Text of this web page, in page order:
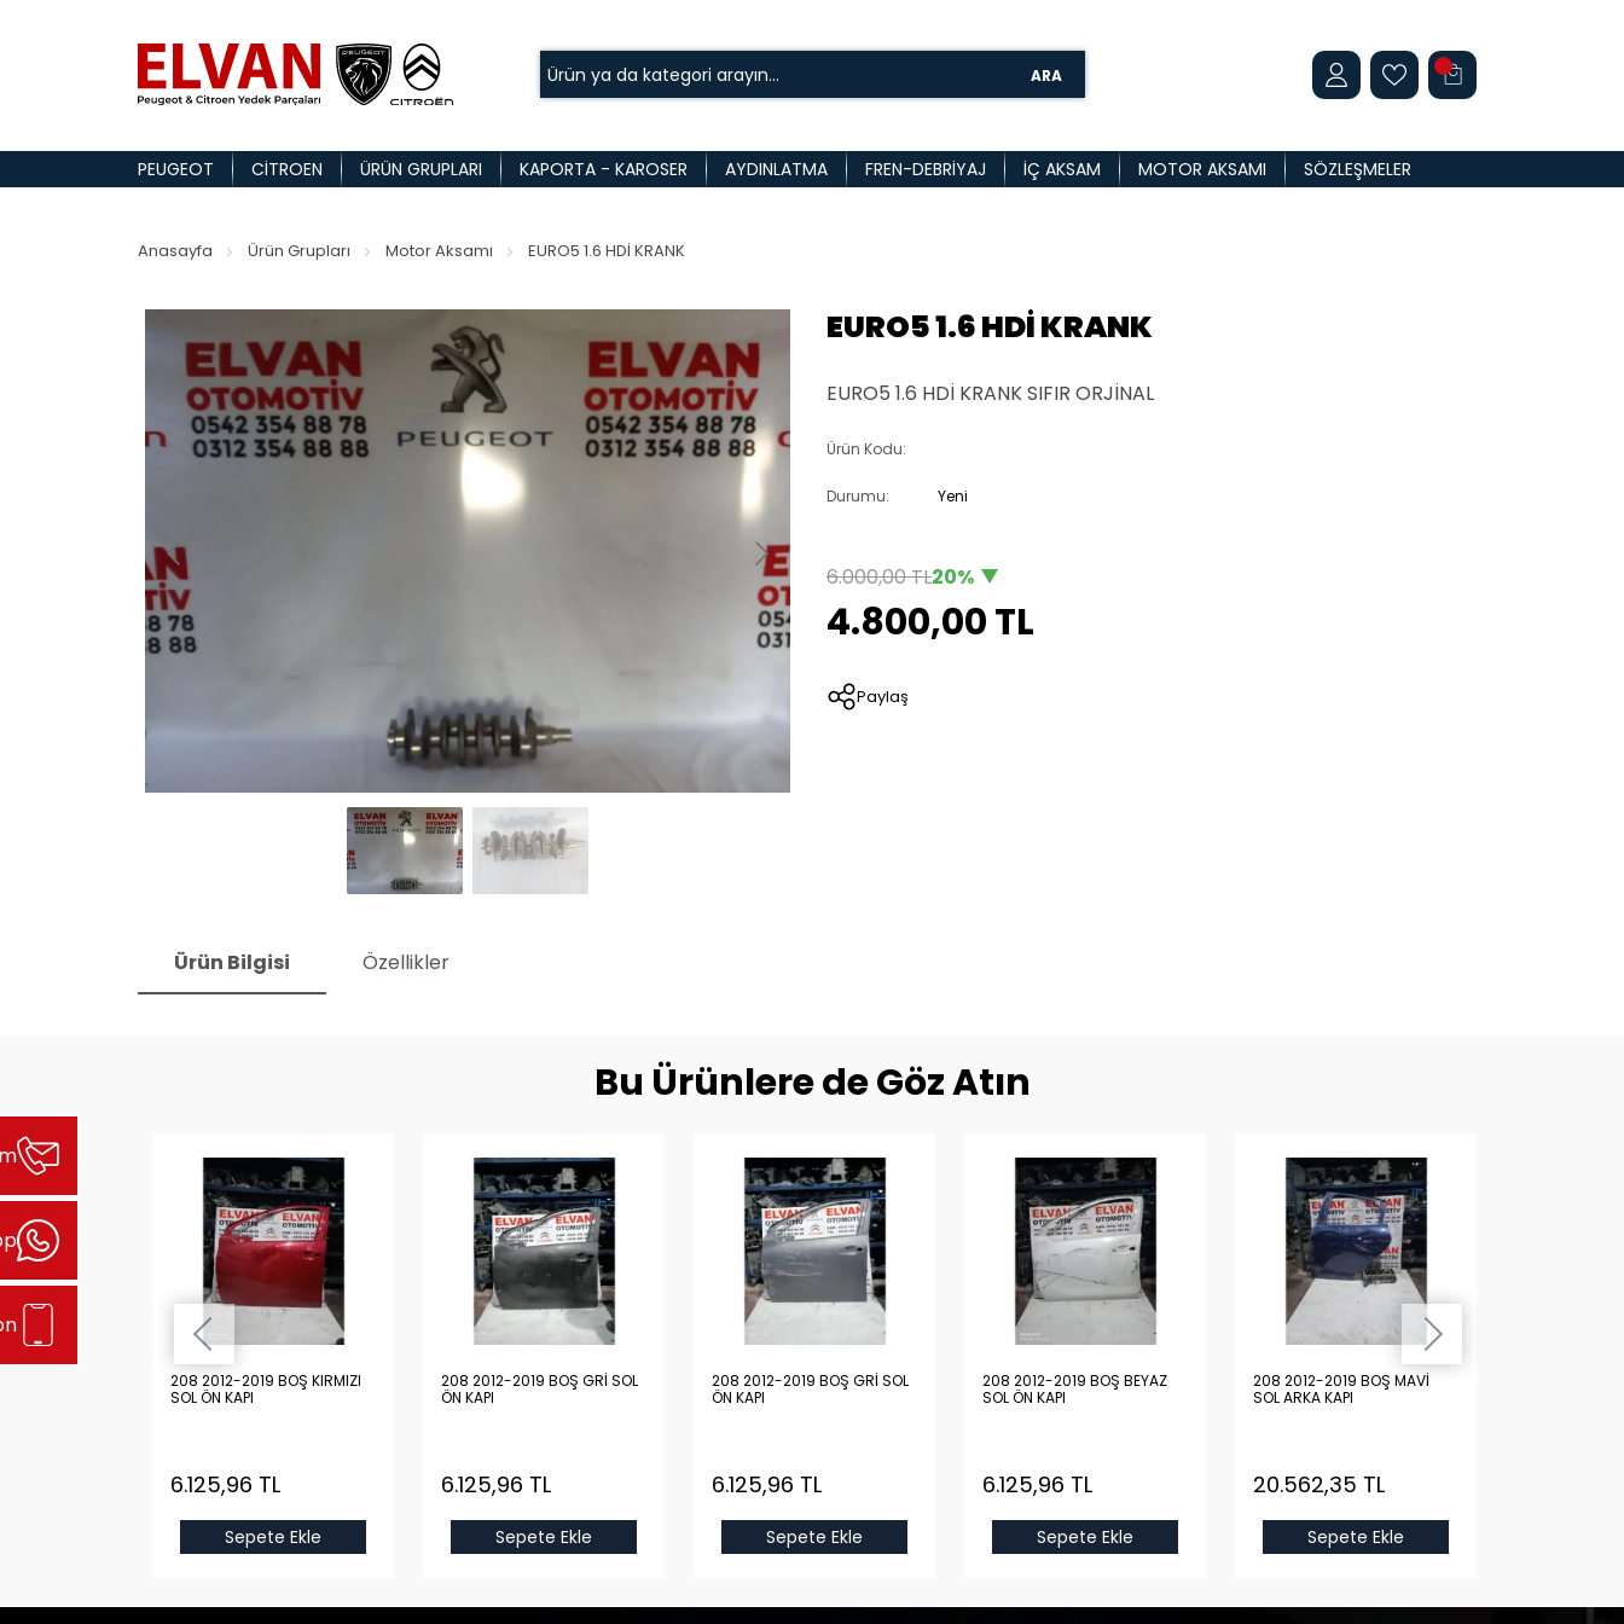
ARA
PEUGEOT CITROEN ÜRÜN GRUPLARI KAPORTA - KAROSER AYDINLATMA FREN-DEBRIYAJ İÇ AKSAM MOTOR AKSAMI SÖZLEŞMELER
Anasayfa Ürün Grupları Motor Aksamı EURO5 1.6 HDİ KRANK
EURO5 1.6 HDİ KRANK
EURO5 1.6 HDİ KRANK SIFIR ORJİNAL
Ürün Kodu:
Durumu: Yeni
6.000,00 TL20%
4.800,00 TL
Paylaş
Ürün Bilgisi Özellikler
Bu Ürünlere de Göz Atın
208 2012-2019 BOŞ KIRMIZI
SOL ÖN KAPI
6.125,96 TL
Sepete Ekle
208 2012-2019 BOŞ GRİ SOL
ÖN KAPI
6.125,96 TL
Sepete Ekle
208 2012-2019 BOŞ GRİ SOL
ÖN KAPI
6.125,96 TL
Sepete Ekle
208 2012-2019 BOŞ BEYAZ
SOL ÖN KAPI
6.125,96 TL
Sepete Ekle
208 2012-2019 BOŞ MAVİ
SOL ARKA KAPI
20.562,35 TL
Sepete Ekle